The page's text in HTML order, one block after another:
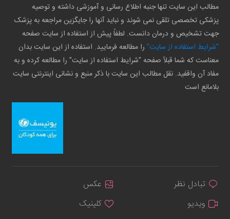
مطالب این سایت تنها جنبه اطلاع رسانی و آموزشی داشته و توصیه
پزشکی تخصصی تلقی نمی شوند و نباید آنها را جایگزین مراجعه به پزشک
جهت تشخیص و درمان دانست. لطفاً پیش از استفاده از سایت صفحه
"شرایط استفاده از سایت" را مطالعه فرمایید. استفاده از این سایت بدان
معناست که شما قبلاً صفحه "شرایط استفاده از سایت" را مطالعه کرده و به
مفاد آن واقفید. نقل مطالب این سایت با ذکر منبع و نشانی اینترنتی سایت
بلامانع است
تبادل نظر
عکس
ویدیو
کلینیک